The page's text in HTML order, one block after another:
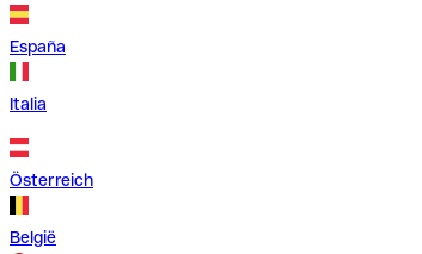
España
Italia
Österreich
België